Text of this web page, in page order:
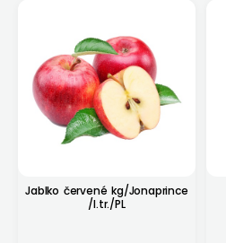
Jablko červené kg/Jonaprince
/I.tr./PL